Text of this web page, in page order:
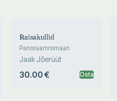
Raisakullid
Panoraamromaan
Jaak Jõerüüt
30.00 € Osta